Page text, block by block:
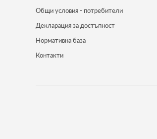
Общи условия - потребители
Декларация за достъпност
Нормативна база
Контакти